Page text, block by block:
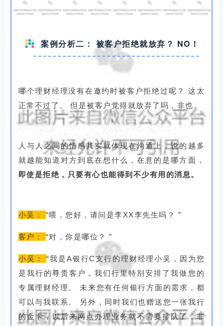
案例分析二： 被客户拒绝就放弃？ NO！
哪个理财经理没有在邀约时被客户拒绝过呢？
这太
正常不过了。
但是被客户觉得就放弃了吗，非也。
人与人之间的情感其实就体现在沟通上，说的越多
就越能知道对方到底在想什么，在意的是哪方面，
即使是拒绝，只要有心也能得到不少有用的消息。
小吴： “喂，您好，请问是李XX李先生吗？ ”
客户： “对，你是哪位？ ”
小吴：
“我是A银行C支行的理财经理小吴，因为您
是我行的尊贵客户，我们行里特别安排了我做您的
专属理财经理。
未来您有任何银行方面的需求，都
可以与我联系。
另外，同时我们也赠送您一张我行
的金卡，以后来网点办理业务就不需要排队了，非